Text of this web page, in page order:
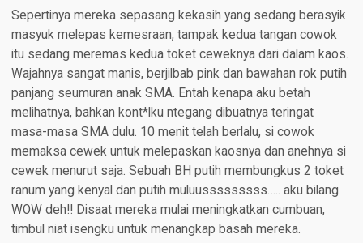
Sepertinya mereka sepasang kekasih yang sedang berasyik
masyuk melepas kemesraan, tampak kedua tangan cowok
itu sedang meremas kedua toket ceweknya dari dalam kaos.
Wajahnya sangat manis, berjilbab pink dan bawahan rok putih
panjang seumuran anak SMA. Entah kenapa aku betah
melihatnya, bahkan kont*lku ntegang dibuatnya teringat
masa-masa SMA dulu. 10 menit telah berlalu, si cowok
memaksa cewek untuk melepaskan kaosnya dan anehnya si
cewek menurut saja. Sebuah BH putih membungkus 2 toket
ranum yang kenyal dan putih muluusssssssss….. aku bilang
WOW deh!! Disaat mereka mulai meningkatkan cumbuan,
timbul niat isengku untuk menangkap basah mereka.